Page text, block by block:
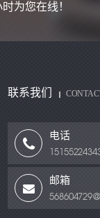
时为您在线！
联系我们
电话
邮箱